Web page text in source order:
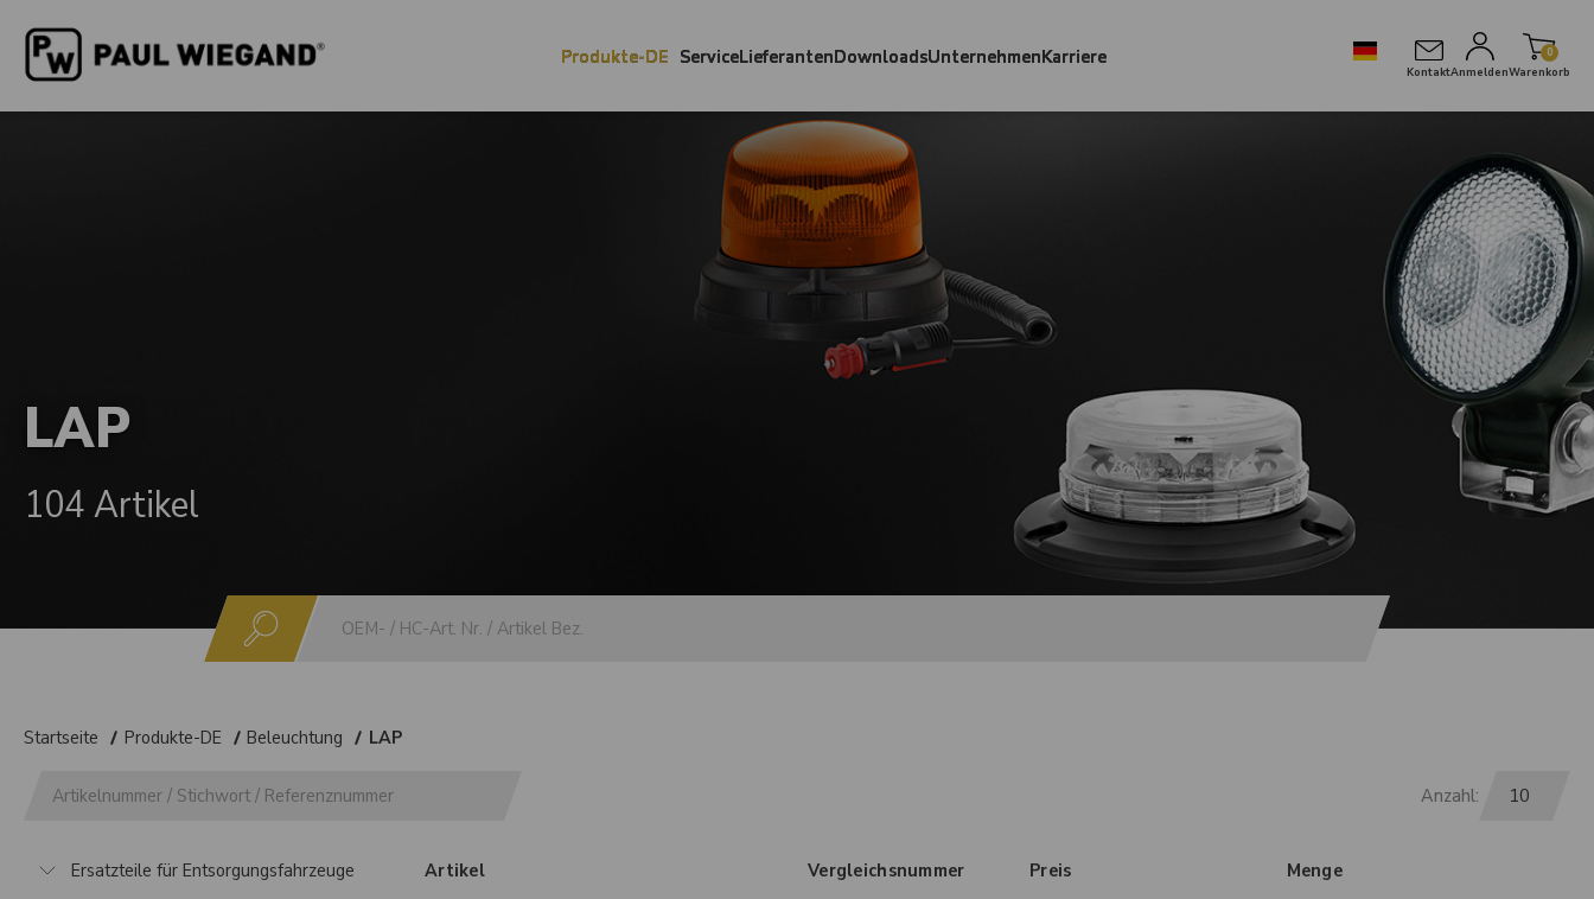
Produkte-DE ServiceLieferantenDownloadsUnternehmenKarriere
KontaktAnmelden
0
Warenkorb
LAP
104 Artikel
Startseite Produkte-DE Beleuchtung LAP
Anzahl:
Ersatzteile für Entsorgungsfahrzeuge
Artikel Vergleichsnummer Preis Menge